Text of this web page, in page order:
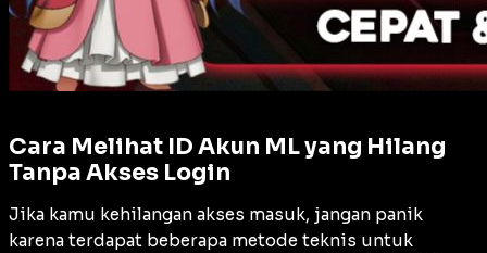
Cara Melihat ID Akun ML yang Hilang
Tanpa Akses Login
Jika kamu kehilangan akses masuk, jangan panik
karena terdapat beberapa metode teknis untuk